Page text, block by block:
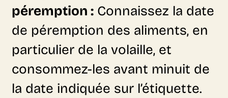
péremption : Connaissez la date
de péremption des aliments, en
particulier de la volaille, et
consommez-les avant minuit de
la date indiquée sur l’étiquette.